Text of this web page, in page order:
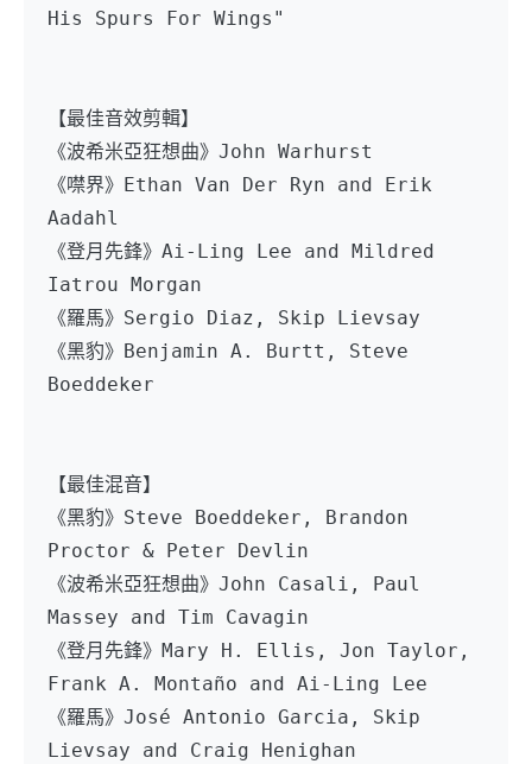
His Spurs For Wings"
【最佳音效剪輯】
《波希米亞狂想曲》John Warhurst
《噤界》Ethan Van Der Ryn and Erik
Aadahl
《登月先鋒》Ai-Ling Lee and Mildred
Iatrou Morgan
《羅馬》Sergio Diaz, Skip Lievsay
《黑豹》Benjamin A. Burtt, Steve
Boeddeker
【最佳混音】
《黑豹》Steve Boeddeker, Brandon
Proctor & Peter Devlin
《波希米亞狂想曲》John Casali, Paul
Massey and Tim Cavagin
《登月先鋒》Mary H. Ellis, Jon Taylor,
Frank A. Montaño and Ai-Ling Lee
《羅馬》José Antonio Garcia, Skip
Lievsay and Craig Henighan